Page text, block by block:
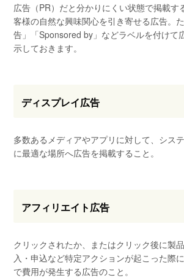
広告（PR）だと分かりにくい状態で掲載す
客様の自然な興味関心を引き寄せる広告。
告」「Sponsored by」などラベルを付けて
示しておきます。
ディスプレイ広告
多数あるメディアやアプリに対して、シス
に最適な場所へ広告を掲載すること。
アフィリエイト広告
クリックされたか、またはクリック後に製
入・申込など特定アクションが起こった際
で費用が発生する広告のこと。